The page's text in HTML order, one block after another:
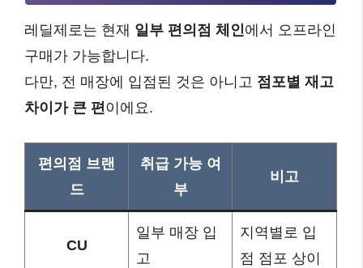
레딜제로는 현재 일부 편의점 체인에서 오프라인
구매가 가능합니다.
다만, 전 매장에 입점된 것은 아니고 점포별 재고
차이가 큰 편 이에요.
편의점 브랜
드
취급 가능 여
부
비고
CU
일부 매장 입
고
지역별로 입
점 점포 상이